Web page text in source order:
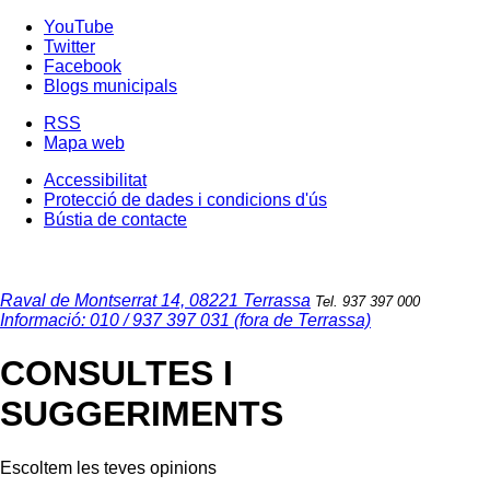
YouTube
Twitter
Facebook
Blogs municipals
RSS
Mapa web
Accessibilitat
Protecció de dades i condicions d'ús
Bústia de contacte
Raval de Montserrat 14, 08221 Terrassa Tel. 937 397 000
Informació: 010 / 937 397 031 (fora de Terrassa)
CONSULTES I
SUGGERIMENTS
Escoltem les teves opinions